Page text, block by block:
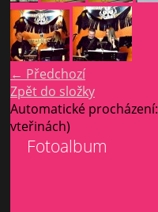
← Předchozí
Zpět do složky
Automatické procházení:
vteřinách)
Fotoalbum